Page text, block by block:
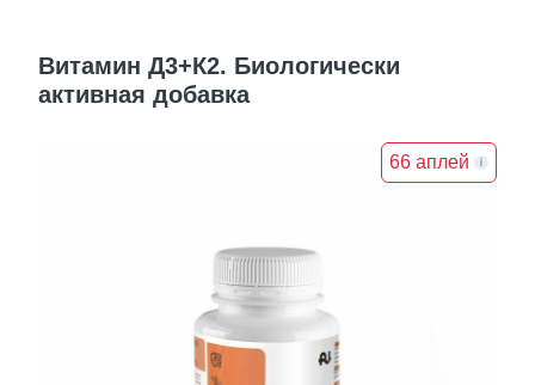
Витамин Д3+К2. Биологически
активная добавка
66 аплей